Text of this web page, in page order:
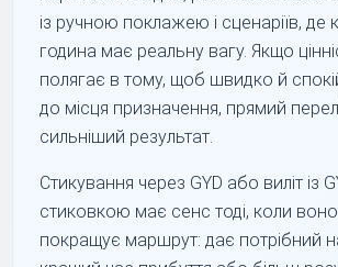
із ручною поклажею і сценаріїв, де
година має реальну вагу. Якщо
полягає в тому, щоб швидко й
до місця призначення, прямий
сильніший результат.
Стикування через GYD або виліт із
стиковкою має сенс тоді, коли
покращує маршрут: дає потрібний